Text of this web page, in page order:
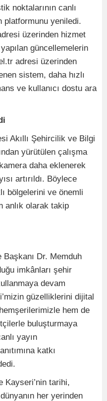
noktalarının canlı
platformunu yeniledi.
üzerinden hizmet
güncellemelerin
adresi üzerinden
sistem, daha hızlı
ve kullanıcı dostu ara
Akıllı Şehircilik ve Bilgi
yürütülen çalışma
daha eklenerek
artırıldı. Böylece
bölgelerini ve önemli
anlık olarak takip
Dr. Memduh
imkânları şehir
devam
güzelliklerini dijital
hem de
buluşturmaya
yayın
katkı
Kayseri’nin tarihi,
her yerinden